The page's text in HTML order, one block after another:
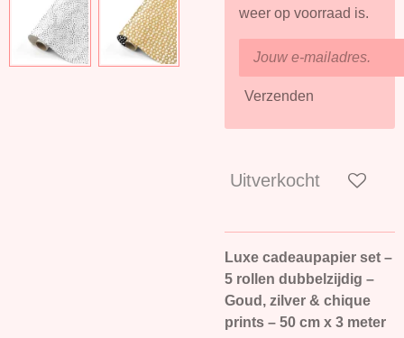
weer op voorraad is.
Verzenden
Uitverkocht
Luxe cadeaupapier set –
5 rollen dubbelzijdig –
Goud, zilver & chique
prints – 50 cm x 3 meter